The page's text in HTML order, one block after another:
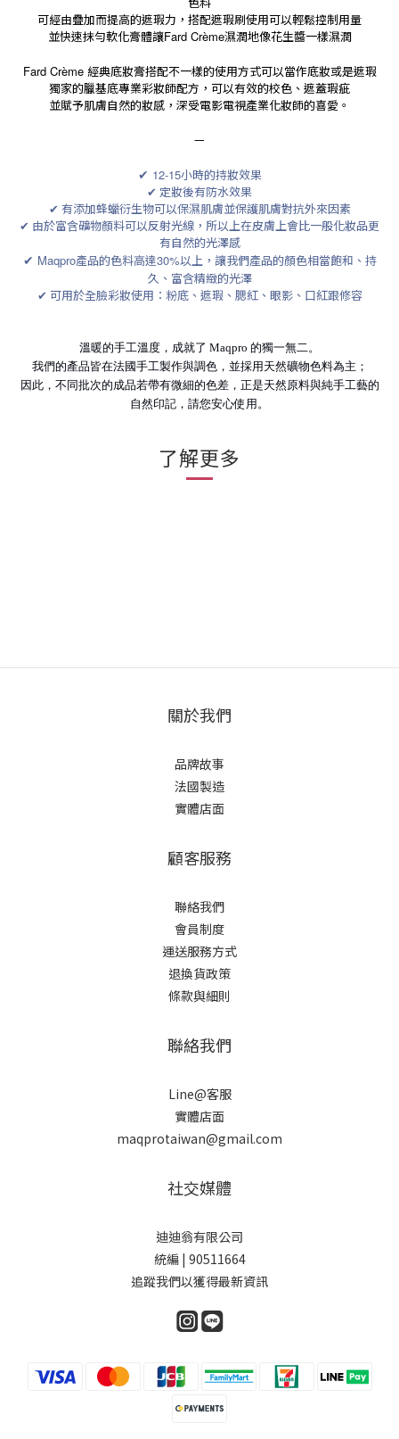
可經由疊加而提高的遮瑕力，搭配遮瑕刷使用可以輕鬆控制用量
並快速抹勻軟化膏體讓Fard Crème濕潤地像花生醬一樣濕潤
Fard Crème 經典底妝膏搭配不一樣的使用方式可以當作底妝或是遮瑕
獨家的臘基底專業彩妝師配方，可以有效的校色、遮蓋瑕疵
並賦予肌膚自然的妝感，深受電影電視產業化妝師的喜愛。
—
✔ 12-15小時的持妝效果
✔ 定妝後有防水效果
✔ 有添加蜂蠟衍生物可以保濕肌膚並保護肌膚對抗外來因素
✔ 由於富含礦物顏料可以反射光線，所以上在皮膚上會比一般化妝品更
有自然的光澤感
✔ Maqpro產品的色料高達30%以上，讓我們產品的顏色相當飽和、持
久、富含精緻的光澤
✔ 可用於全臉彩妝使用：粉底、遮瑕、腮紅、眼影、口紅跟修容
溫暖的手工溫度，成就了 Maqpro 的獨一無二。
我們的產品皆在法國手工製作與調色，並採用天然礦物色料為主；
因此，不同批次的成品若帶有微細的色差，正是天然原料與純手工藝的
自然印記，請您安心使用。
了解更多
關於我們
品牌故事
法國製造
實體店面
顧客服務
聯絡我們
會員制度
運送服務方式
退換貨政策
條款與細則
聯絡我們
Line@客服
實體店面
maqprotaiwan@gmail.com
社交媒體
迪迪翁有限公司
統編 | 90511664
追蹤我們以獲得最新資訊